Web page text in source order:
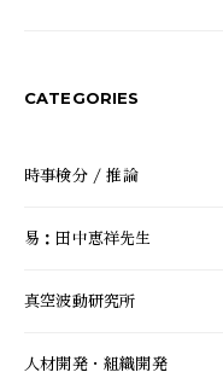
CATEGORIES
時事検分 / 推論
易：田中恵祥先生
真空波動研究所
人材開発・組織開発